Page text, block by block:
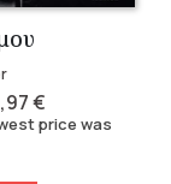
€Current
price
is:
price was